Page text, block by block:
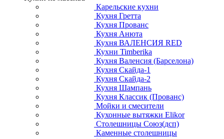
Карельские кухни
Кухня Гретта
Кухня Прованс
Кухня Анюта
Кухня ВАЛЕНСИЯ RED
Кухни Timberika
Кухня Валенсия (Барселона)
Кухня Скайда-1
Кухня Скайда-2
Кухня Шампань
Кухня Классик (Прованс)
Мойки и смесители
Кухонные вытяжки Elikor
Столешницы Союз(дсп)
Каменные столешницы